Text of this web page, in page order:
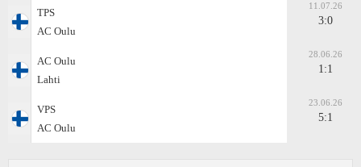
TPS
AC Oulu
11.07.26
3:0
AC Oulu
Lahti
28.06.26
1:1
VPS
AC Oulu
23.06.26
5:1